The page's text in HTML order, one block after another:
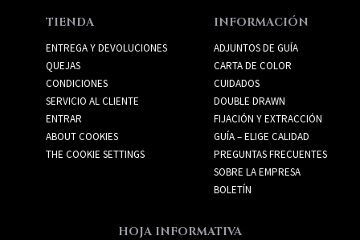
TIENDA
ENTREGA Y DEVOLUCIONES
QUEJAS
CONDICIONES
SERVICIO AL CLIENTE
ENTRAR
ABOUT COOKIES
THE COOKIE SETTINGS
INFORMACIÓN
ADJUNTOS DE GUÍA
CARTA DE COLOR
CUIDADOS
DOUBLE DRAWN
FIJACIÓN Y EXTRACCIÓN
GUÍA – ELIGE CALIDAD
PREGUNTAS FRECUENTES
SOBRE LA EMPRESA
BOLETÍN
HOJA INFORMATIVA